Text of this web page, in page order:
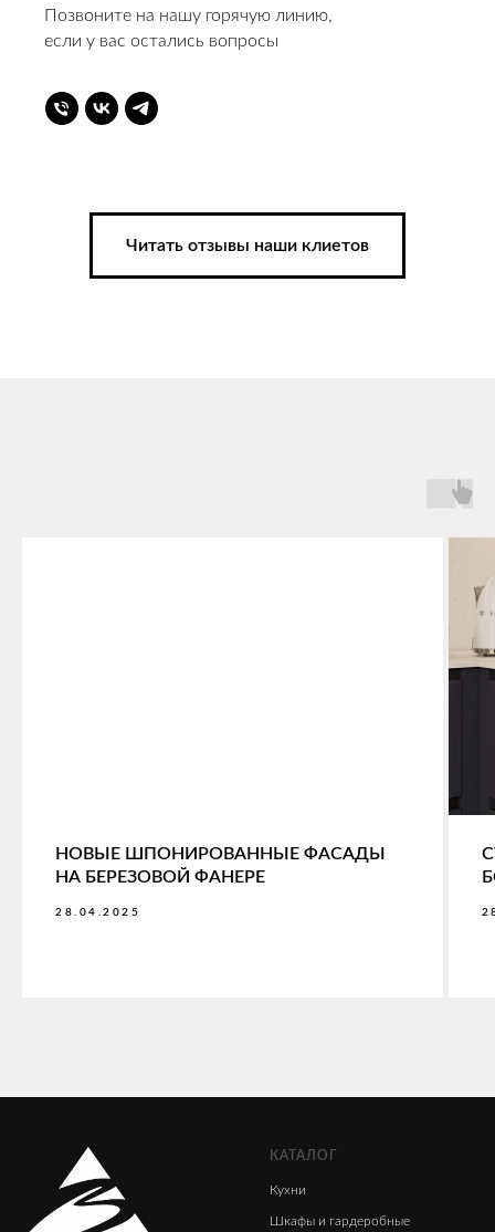
Позвоните на нашу горячую линию,
если у вас остались вопросы
Читать отзывы наши клиетов
НОВЫЕ ШПОНИРОВАННЫЕ ФАСАДЫ
НА БЕРЕЗОВОЙ ФАНЕРЕ
28.04.2025
КАТАЛОГ
Кухни
Шкафы и гардеробные